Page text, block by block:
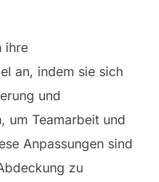
ihre
an, indem sie sich
und
um Teamarbeit und
Anpassungen sind
zu